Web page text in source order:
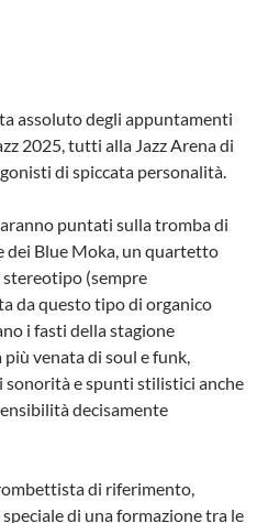
assoluto degli appuntamenti
2025, tutti alla Jazz Arena di
di spiccata personalità.
puntati sulla tromba di
dei Blue Moka, un quartetto
stereotipo (sempre
da questo tipo di organico
i fasti della stagione
venata di soul e funk,
sonorità e spunti stilistici anche
decisamente
di riferimento,
di una formazione tra le